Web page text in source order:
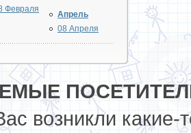
Февраля
Апрель
08 Апреля
возникли